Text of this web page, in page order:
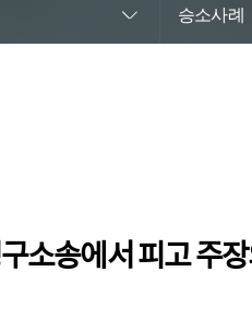
승소사례
소송에서 피고 주